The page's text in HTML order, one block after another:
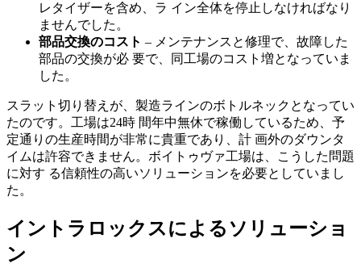
レタイザーを含め、ラ イン全体を停止しなければなり
ませんでした。
部品交換のコスト – メンテナンスと修理で、故障した
部品の交換が必 要で、同工場のコスト増となっていま
した。
スラット切り替えが、製造ラインのボトルネックとなってい
たのです。工場は24時 間年中無休で稼働しているため、予
定通りの生産時間が非常に貴重であり、計 画外のダウンタ
イムは許容できません。ボイトゥヴァ工場は、こうした問題
に対す る信頼性の高いソリューションを必要としていまし
た。
イントラロックスによるソリューショ
ン